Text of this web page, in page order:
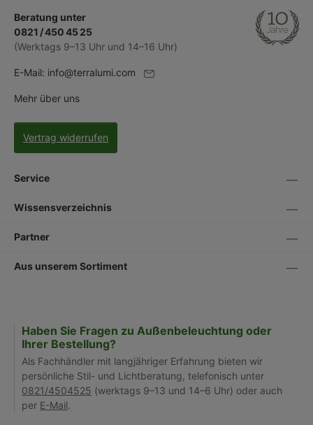
Beratung unter
0821 / 450 45 25
(Werktags 9–13 Uhr und 14–16 Uhr)
E-Mail: info@terralumi.com
Mehr über uns
Vertrag widerrufen
Service
Wissensverzeichnis
Partner
Aus unserem Sortiment
Haben Sie Fragen zu Außenbeleuchtung oder
Ihrer Bestellung?
Als Fachhändler mit langjähriger Erfahrung bieten wir
persönliche Stil- und Lichtberatung, telefonisch unter
0821/4504525 (werktags 9–13 und 14–6 Uhr) oder auch
per E-Mail.